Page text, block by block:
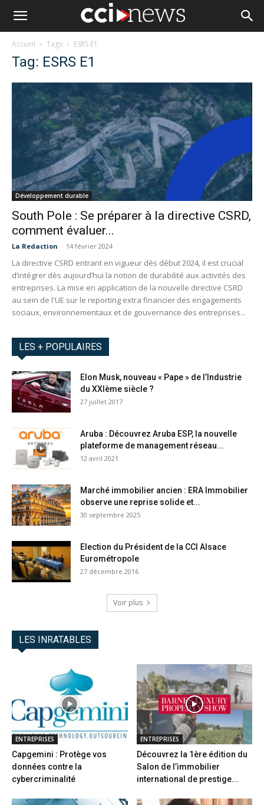
Accueil Tags ESRS E1
Tag: ESRS E1
Développement durable
South Pole : Se préparer à la directive CSRD,
comment évaluer...
La Redaction - 14 février 2024
La directive CSRD entrant en vigueur dès début 2024, il est crucial
d’intégrer dès aujourd’hui la notion de durabilité aux activités des
entreprises. La mise en application de la nouvelle directive CSRD
au sein de l'UE sur le reporting extra financier des engagements
sociaux, environnementaux et de gouvernance des entreprises...
LES + POPULAIRES
Elon Musk, nouveau « Pape » de l’Industrie
du XXIème siècle ?
27 juillet 2017
Aruba : Découvrez Aruba ESP, la nouvelle
plateforme de management réseau...
12 avril 2021
Marché immobilier ancien : ERA Immobilier
observe une reprise solide et...
30 septembre 2025
Election du Président de la CCI Alsace
Eurométropole
27 décembre 2016
Voir plus
LES INRATABLES
ENTREPRISES
Capgemini : Protège vos
données contre la
cybercriminalité
ENTREPRISES
Découvrez la 1ère édition du
Salon de l’immobilier
international de prestige...